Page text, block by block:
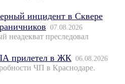
инцидент в Сквере
07.08.2026
неадекват преследовал
прилетел в ЖК 06.08.2026
ЧП в Краснодаре.